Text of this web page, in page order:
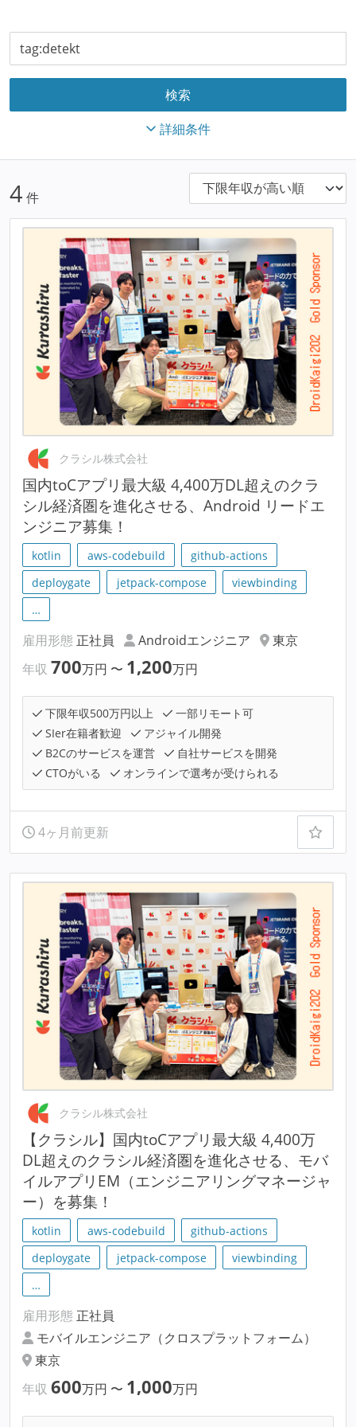
詳細条件
4 件
クラシル株式会社
国内toCアプリ最大級 4,400万DL超えのクラ
シル経済圏を進化させる、Android リードエ
ンジニア募集！
kotlin aws-codebuild
github-actions
deploygate
jetpack-compose
viewbinding
…
雇用形態 正社員 Androidエンジニア
東京
年収 700万円 〜 1,200万円
下限年収500万円以上
一部リモート可
SIer在籍者歓迎
アジャイル開発
B2Cのサービスを運営
自社サービスを開発
CTOがいる
オンラインで選考が受けられる
4ヶ月前更新
クラシル株式会社
【クラシル】国内toCアプリ最大級 4,400万
DL超えのクラシル経済圏を進化させる、モバ
イルアプリEM（エンジニアリングマネージャ
ー）を募集！
kotlin aws-codebuild
github-actions
deploygate
jetpack-compose
viewbinding
…
雇用形態 正社員
モバイルエンジニア（クロスプラットフォーム）
東京
年収 600万円 〜 1,000万円